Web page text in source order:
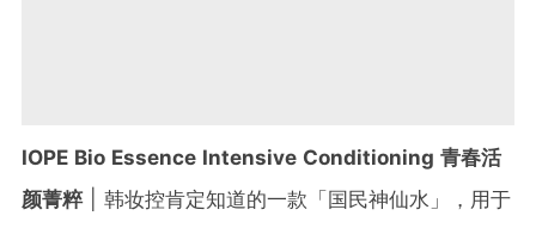
IOPE Bio Essence Intensive Conditioning 青春活
颜菁粹| 韩妆控肯定知道的一款「国民神仙水」，用于